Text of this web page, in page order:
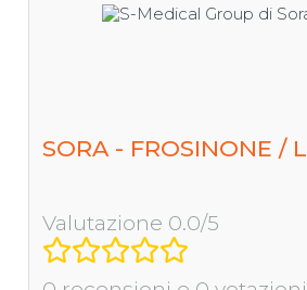
SORA - FROSINONE /
Valutazione 0.0/5